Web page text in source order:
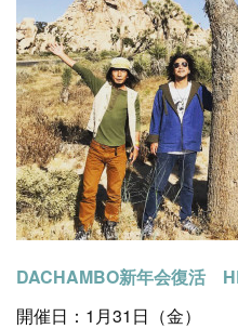
DACHAMBO新年会復活
開催日：1月31日（金）